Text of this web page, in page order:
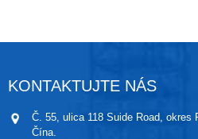
vysokoúčinným
báze kremičitanu hlinitého,
vedeniu tepla a
konverzný obvod fungoval
KONTAKTUJTE NÁS
Č. 55, ulica 118 Suide Road, okres
Čína.